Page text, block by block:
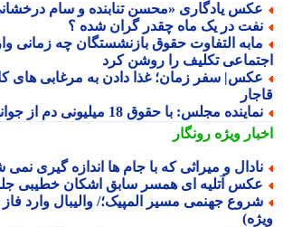
یادگاری «محسن تنابنده و سام درخشانی»
در یک ماه چقدر گران شده ؟
التفاوت حقوق بازنشستگان چه زمانی
تکلیف را روشن کرد
سفر زمان؛ غذا دادن به مرغابی های کاخ
مجلس: با حقوق 18 میلیونی دم از جوانی جمعیت نزنید!
ویژهرونگار
و میراثی که با جام ها اندازه گیری نمی شود
آتلیه ای همسر سابق اشکان خطیبی جلب
جهنمی مسیر المپیک؛/ والیبال وارد فاز